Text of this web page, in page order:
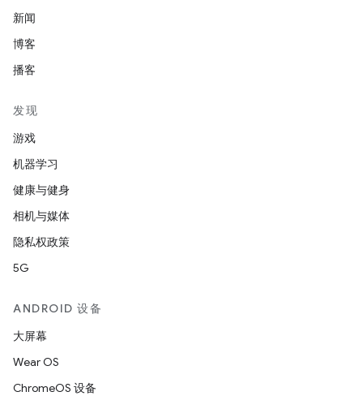
新闻
博客
播客
发现
游戏
机器学习
健康与健身
相机与媒体
隐私权政策
5G
ANDROID 设备
大屏幕
Wear OS
ChromeOS 设备